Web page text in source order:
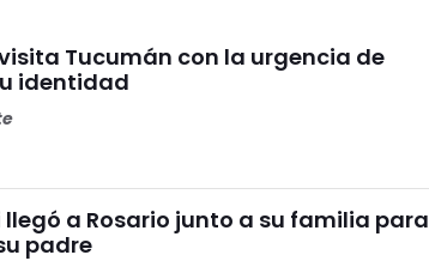
Tucumán con la urgencia de
identidad
llegó a Rosario junto a su familia para
padre